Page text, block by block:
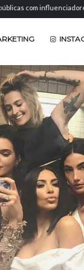
influenciadores: Earned